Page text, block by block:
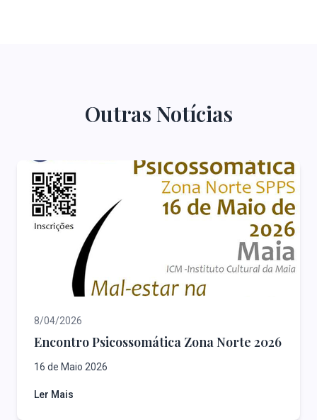
Outras Notícias
8/04/2026
Encontro Psicossomática Zona Norte 2026
16 de Maio 2026
Ler Mais